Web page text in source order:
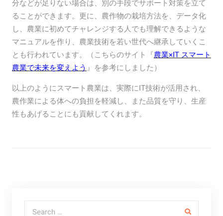
分などが足りない場合は、別の手段でサポート対策を立て
ることができます。更に、農作物の栽培方法を、データ化
し、農業に初めてチャレンジする人でも理解できるような
マニュアルを作り、農業技術を若い世代へ継承していくこ
とも行われています。（こちらのサイト『農業×IT スマート
農業で未来を変えよう 』を参考にしました）
以上のようにスマート農業は、実際にIT技術が活用され、
農作業による体への負担を軽減し、また品質を守り、生産
性もあげることにも貢献してくれます。